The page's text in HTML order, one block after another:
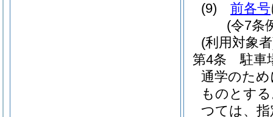
(9)
前各号
(令7条
(利用対象
第4条
駐車
通学のた
ものとす
つては、